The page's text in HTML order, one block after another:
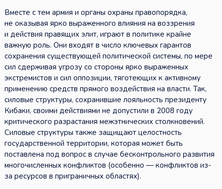
Вместе с тем армия и органы охраны правопорядка,
не оказывая ярко выраженного влияния на воззрения
и действия правящих элит, играют в политике крайне
важную роль. Они входят в число ключевых гарантов
сохранения существующей политической системы, по мере
сил сдерживая угрозу со стороны ярко выраженных
экстремистов и сил оппозиции, тяготеющих к активному
применению средств прямого воздействия на власти. Так,
силовые структуры, сохранившие лояльность президенту
Кибаки, своими действиями не допустили в 2008 году
критического разрастания межэтнических столкновений.
Силовые структуры также защищают целостность
государственной территории, которая может быть
поставлена под вопрос в случае бесконтрольного развития
многочисленных конфликтов (особенно — конфликтов из-
за ресурсов в приграничных областях).